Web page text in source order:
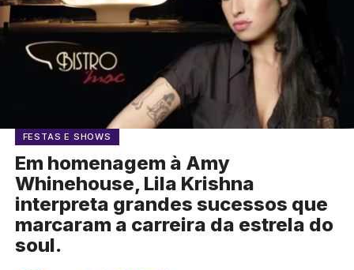
FESTAS E SHOWS
Em homenagem à Amy
Whinehouse, Lila Krishna
interpreta grandes sucessos que
marcaram a carreira da estrela do
soul.